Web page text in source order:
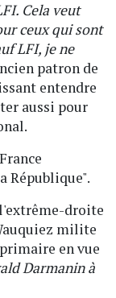
Cela veut
ceux qui sont
LFI, je ne
patron de
entendre
aussi pour
République".
droite
milite
en vue
Darmanin à